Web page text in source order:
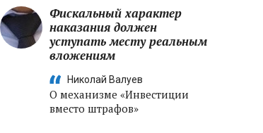
Фискальный характер
наказания должен
уступать месту реальным
вложениям
Николай Валуев
О механизме «Инвестиции
вместо штрафов»